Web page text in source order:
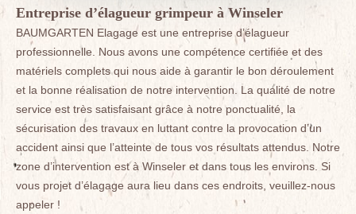
Entreprise d’élagueur grimpeur à Winseler
BAUMGARTEN Elagage est une entreprise d’élagueur
professionnelle. Nous avons une compétence certifiée et des
matériels complets qui nous aide à garantir le bon déroulement
et la bonne réalisation de notre intervention. La qualité de notre
service est très satisfaisant grâce à notre ponctualité, la
sécurisation des travaux en luttant contre la provocation d’un
accident ainsi que l’atteinte de tous vos résultats attendus. Notre
zone d’intervention est à Winseler et dans tous les environs. Si
vous projet d’élagage aura lieu dans ces endroits, veuillez-nous
appeler !